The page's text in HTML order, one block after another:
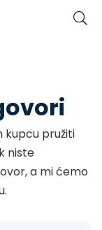
kupcu pružiti
niste
a mi ćemo